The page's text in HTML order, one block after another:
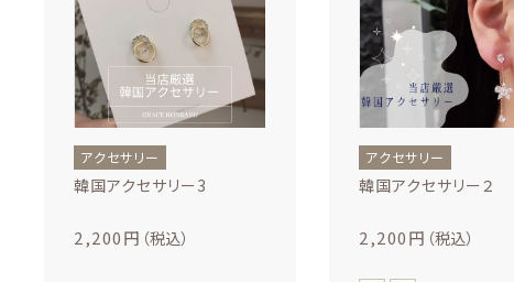
アクセサリー
韓国アクセサリー3
2,200円 （税込）
アクセサリー
韓国アクセサリー２
2,200円 （税込）
最近チェックした商品
注文履歴
ご利用ガイド
当店について
価格帯